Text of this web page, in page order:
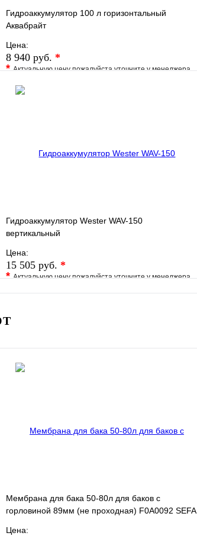
Гидроаккумулятор 100 л горизонтальный
Аквабрайт
Цена:
8 940 руб. *
*Актуальную цену пожалуйста уточните у менеджера
В избранное
Гидроаккумулятор Wester WAV-150
вертикальный
Цена:
15 505 руб. *
*Актуальную цену пожалуйста уточните у менеджера
В избранное Сравнение
В корзину
Мембрана для бака 50-80л для баков с
горловиной 89мм (не проходная) F0A0092 SEFA
Цена: